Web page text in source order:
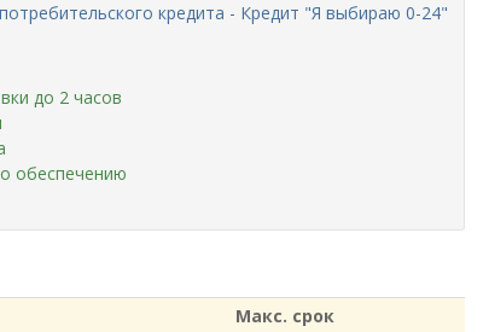
кредита - Кредит "Я выбираю 0-24"
до 2 часов
обеспечению
Макс. срок